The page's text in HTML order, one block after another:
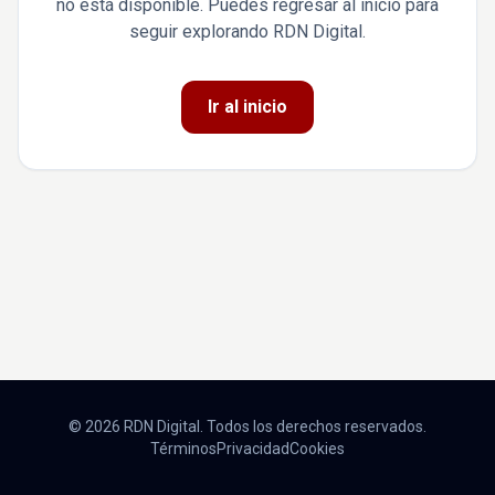
no está disponible. Puedes regresar al inicio para
seguir explorando RDN Digital.
Ir al inicio
© 2026 RDN Digital. Todos los derechos reservados.
TérminosPrivacidadCookies